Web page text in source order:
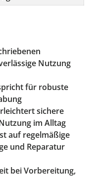
Nutzung
für robuste
sichere
im Alltag
auf regelmäßige
und Reparatur
bei Vorbereitung,